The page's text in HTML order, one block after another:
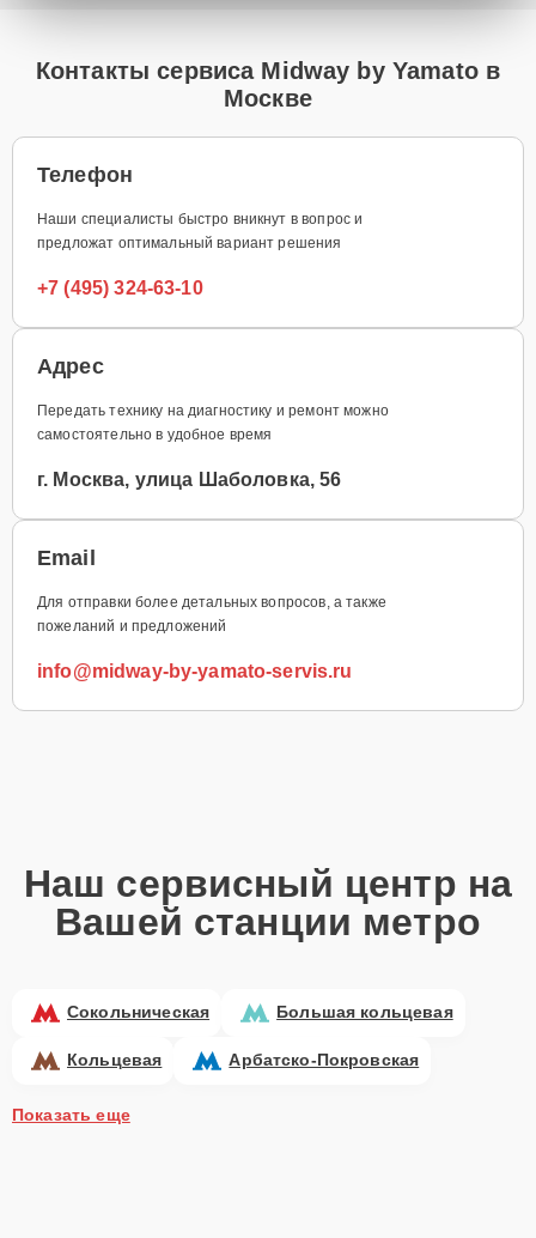
Контакты сервиса Midway by Yamato в
Москве
Телефон
Наши специалисты быстро вникнут в вопрос и
предложат оптимальный вариант решения
+7 (495) 324-63-10
Адрес
Передать технику на диагностику и ремонт можно
самостоятельно в удобное время
г. Москва, улица Шаболовка, 56
Email
Для отправки более детальных вопросов, а также
пожеланий и предложений
info@midway-by-yamato-servis.ru
Наш сервисный центр на
Вашей станции метро
Сокольническая Большая кольцевая
Кольцевая Арбатско-Покровская
Показать еще